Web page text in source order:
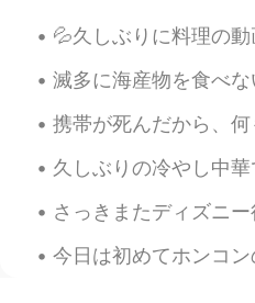
JP EN
難しい問題を抱え
安そう？
Coco
JP EN FR DE
そんな大変なこと
休まらない日が続
💦久しぶりに料理の動画を作りました！🤣 チャネル本当に半年も放置しましたね😅 今回は家で簡単に作れるホ
滅多に海産物を食べないけど、今日は魚の居酒屋に行きました〜店員が新鮮な魚を持ってきて、選ばせてくれた
携帯が死んだから、何もできなくて、毎日投稿してたイラストもしなかった😫😫 何も順調に行かないから、徹
久しぶりの冷やし中華です〜 一人前だけ作るのはすごくコスパが良くないです！笑 どんなものでも少しし
さっきまたディズニー行きたいねって言われたけど、いつまた会えるかどうか全然わからないし、本当に悲し
今日は初めてホンコンの「排包」(pai bao)というパンを作ってみました！日本のミルクパンみたい🍞な